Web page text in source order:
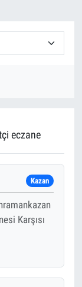
eczane
Kazan
Karşısı